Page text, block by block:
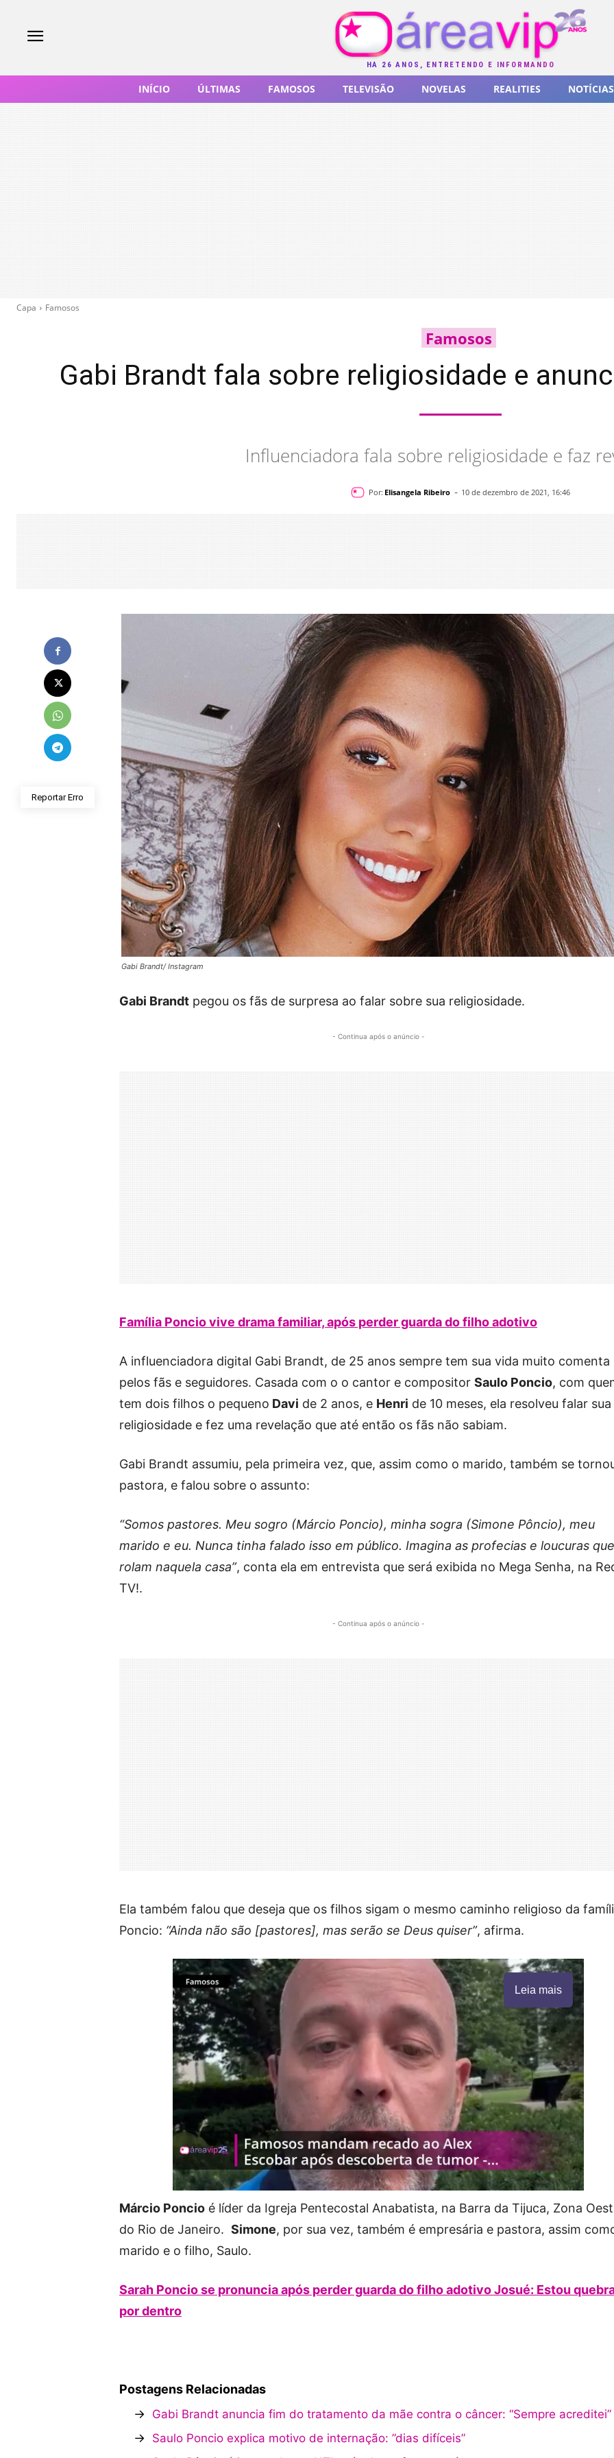
HÁ 26 ANOS, ENTRETENDO E INFORMANDO
INÍCIO ÚLTIMAS FAMOSOS TELEVISÃO NOVELAS REALITIES NOTÍCIAS
Capa Famosos
Famosos
Gabi Brandt fala sobre religiosidade e
Influenciadora fala sobre religiosidade e faz
Por: Elisangela Ribeiro - 10 de dezembro de 2021, 16:46
Reportar Erro
Gabi Brandt/ Instagram
Gabi Brandt pegou os fãs de surpresa ao falar sobre sua religiosidade.
- Continua após o anúncio -
Família Poncio vive drama familiar, após perder guarda do filho adotivo
A influenciadora digital Gabi Brandt, de 25 anos sempre tem sua vida muito comenta
pelos fãs e seguidores. Casada com o o cantor e compositor Saulo Poncio, com
tem dois filhos o pequeno Davi de 2 anos, e Henri de 10 meses, ela resolveu falar sua
religiosidade e fez uma revelação que até então os fãs não sabiam.
Gabi Brandt assumiu, pela primeira vez, que, assim como o marido, também se
pastora, e falou sobre o assunto:
“Somos pastores. Meu sogro (Márcio Poncio), minha sogra (Simone Pôncio), meu
marido e eu. Nunca tinha falado isso em público. Imagina as profecias e loucuras que
rolam naquela casa”, conta ela em entrevista que será exibida no Mega Senha, na
TV!.
- Continua após o anúncio -
Ela também falou que deseja que os filhos sigam o mesmo caminho religioso da
Poncio: “Ainda não são [pastores], mas serão se Deus quiser”, afirma.
Leia mais
Márcio Poncio é líder da Igreja Pentecostal Anabatista, na Barra da Tijuca, Zona
do Rio de Janeiro. Simone, por sua vez, também é empresária e pastora, assim
marido e o filho, Saulo.
Sarah Poncio se pronuncia após perder guarda do filho adotivo Josué: Estou
por dentro
Postagens Relacionadas
→ Gabi Brandt anuncia fim do tratamento da mãe contra o câncer: “Sempre acreditei”
→ Saulo Poncio explica motivo de internação: ”dias difíceis”